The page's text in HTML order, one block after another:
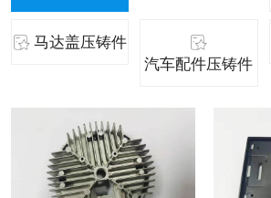
马达盖压铸件
汽车配件压铸件